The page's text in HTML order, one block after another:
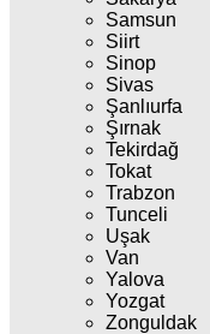
Samsun
Siirt
Sinop
Sivas
Şanlıurfa
Şırnak
Tekirdağ
Tokat
Trabzon
Tunceli
Uşak
Van
Yalova
Yozgat
Zonguldak